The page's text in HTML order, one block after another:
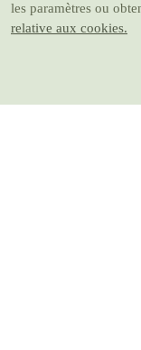
les paramètres ou
relative aux cookies.